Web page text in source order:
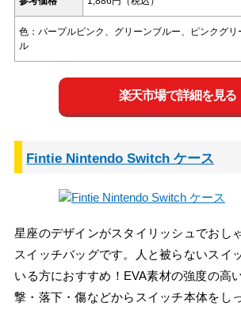
色：パープルピンク、グリーンブルー、ピンクグ
ル
楽天市場で詳細を見る
Fintie Nintendo Switch ケース
星座のデザインがスタイリッシュでおし
スイッチバッグです。人と被らないスイ
いる方におすすめ！EVA素材の強度の高
撃・落下・傷などからスイッチ本体をし